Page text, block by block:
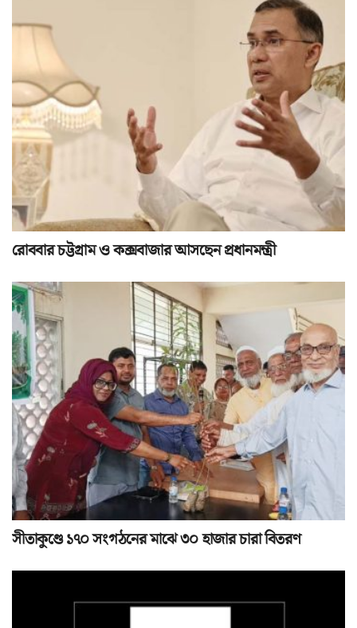
রোববার চট্টগ্রাম ও কক্সবাজার আসছেন প্রধানমন্ত্রী
সীতাকুণ্ডে ১৭০ সংগঠনের মাঝে ৩০ হাজার চারা বিতরণ